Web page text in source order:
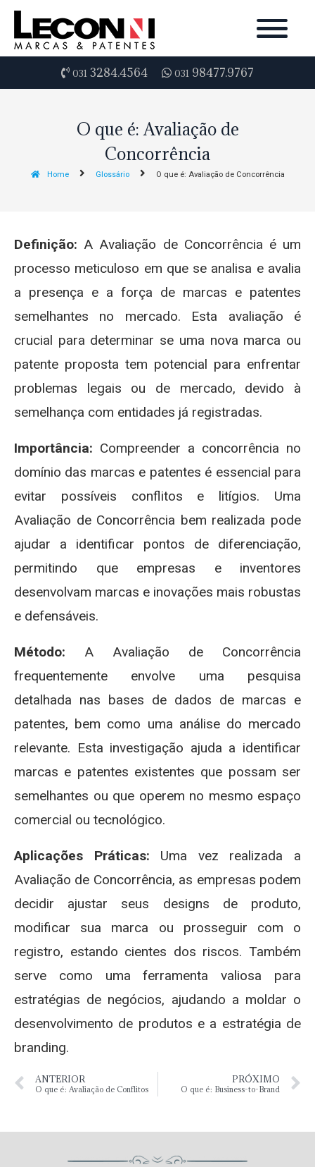
031 3284.4564 031 98477.9767
O que é: Avaliação de
Concorrência
Home Glossário O que é: Avaliação de Concorrência
Definição: A Avaliação de Concorrência é um
processo meticuloso em que se analisa e avalia
a presença e a força de marcas e patentes
semelhantes no mercado. Esta avaliação é
crucial para determinar se uma nova marca ou
patente proposta tem potencial para enfrentar
problemas legais ou de mercado, devido à
semelhança com entidades já registradas.
Importância: Compreender a concorrência no
domínio das marcas e patentes é essencial para
evitar possíveis conflitos e litígios. Uma
Avaliação de Concorrência bem realizada pode
ajudar a identificar pontos de diferenciação,
permitindo que empresas e inventores
desenvolvam marcas e inovações mais robustas
e defensáveis.
Método: A Avaliação de Concorrência
frequentemente envolve uma pesquisa
detalhada nas bases de dados de marcas e
patentes, bem como uma análise do mercado
relevante. Esta investigação ajuda a identificar
marcas e patentes existentes que possam ser
semelhantes ou que operem no mesmo espaço
comercial ou tecnológico.
Aplicações Práticas: Uma vez realizada a
Avaliação de Concorrência, as empresas podem
decidir ajustar seus designs de produto,
modificar sua marca ou prosseguir com o
registro, estando cientes dos riscos. Também
serve como uma ferramenta valiosa para
estratégias de negócios, ajudando a moldar o
desenvolvimento de produtos e a estratégia de
branding.
ANTERIOR
O que é: Avaliação de Conflitos
PRÓXIMO
O que é: Business-to-Brand